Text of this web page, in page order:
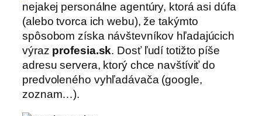
nejakej personálne agentúry, ktorá asi dúfa
(alebo tvorca ich webu), že takýmto
spôsobom získa návštevníkov hľadajúcich
výraz profesia.sk. Dosť ľudí totižto píše
adresu servera, ktorý chce navštíviť do
predvoleného vyhľadávača (google,
zoznam…).